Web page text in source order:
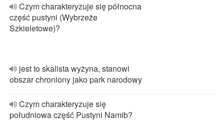
Czym charakteryzuje się północna
część pustyni (Wybrzeże
Szkieletowe)?
jest to skalista wyżyna, stanowi
obszar chroniony jako park narodowy
Czym charakteryzuje się
południowa część Pustyni Namib?